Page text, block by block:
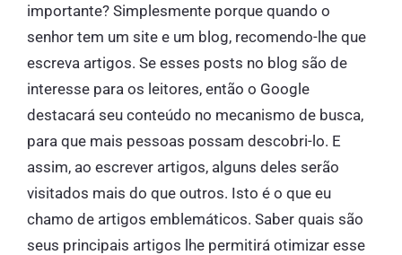
importante? Simplesmente porque quando o
senhor tem um site e um blog, recomendo-lhe que
escreva artigos. Se esses posts no blog são de
interesse para os leitores, então o Google
destacará seu conteúdo no mecanismo de busca,
para que mais pessoas possam descobri-lo. E
assim, ao escrever artigos, alguns deles serão
visitados mais do que outros. Isto é o que eu
chamo de artigos emblemáticos. Saber quais são
seus principais artigos lhe permitirá otimizar esse